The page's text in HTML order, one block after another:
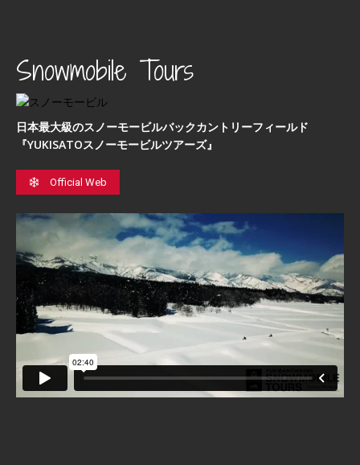
Snowmobile Tours
日本最⼤級のスノーモービルバックカントリーフィールド
『YUKISATOスノーモービルツアーズ』
Official Web